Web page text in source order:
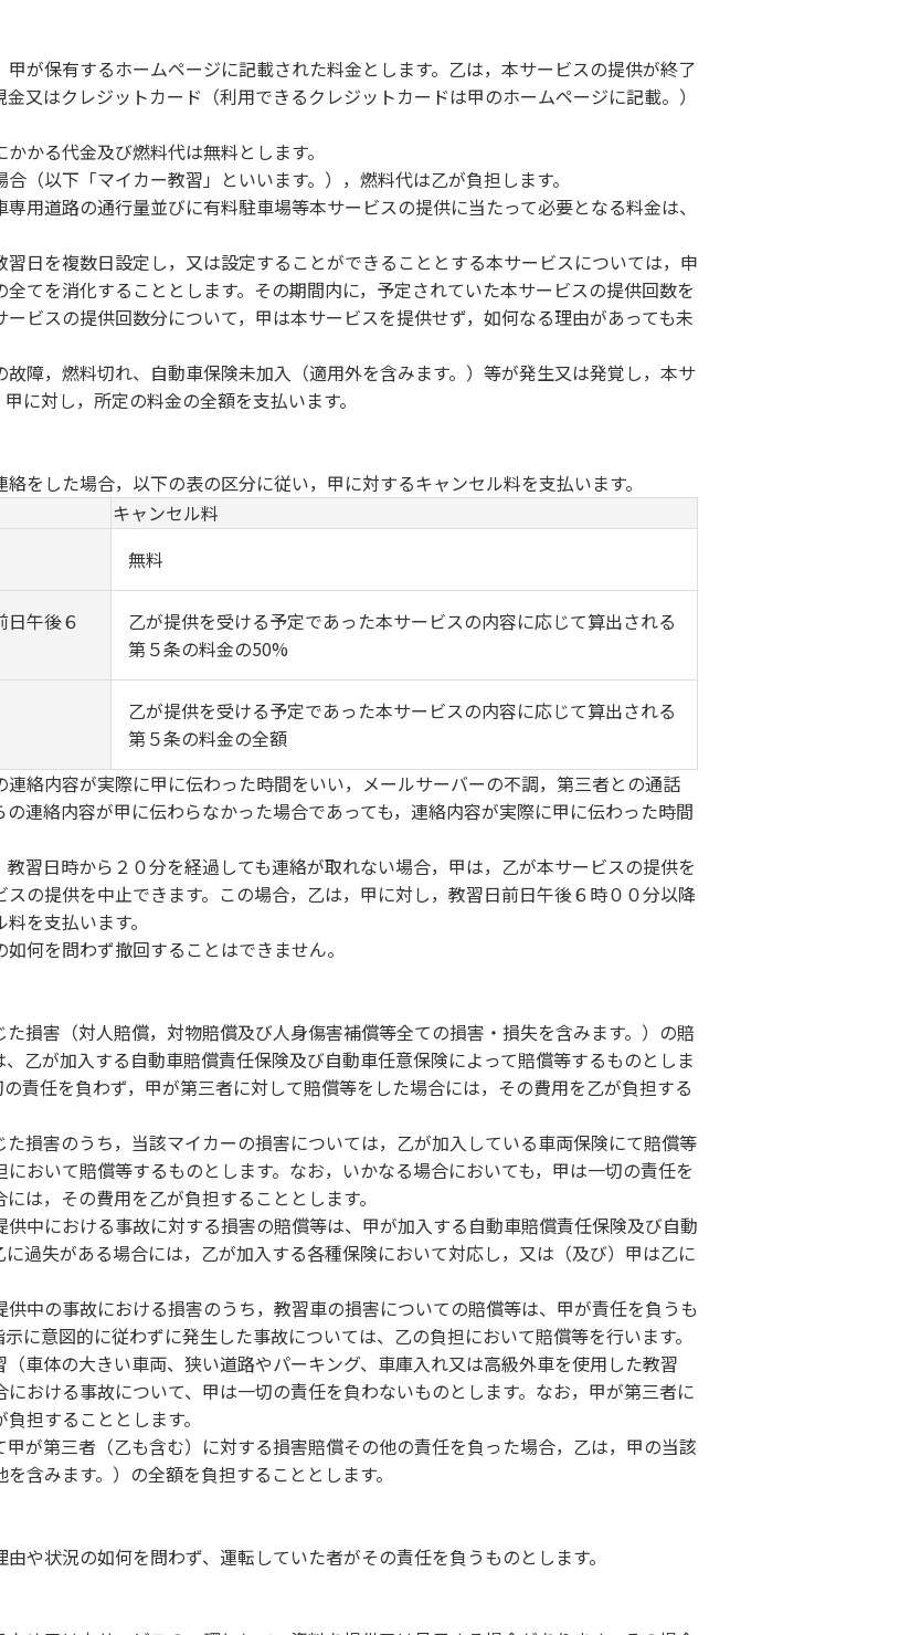
が保有するホームページに記載された料金とします。乙は，本サービスの提供が終了
又はクレジットカード（利用できるクレジットカードは甲のホームページに記載。）
かる代金及び燃料代は無料とします。
（以下「マイカー教習」といいます。），燃料代は乙が負担します。
用道路の通行量並びに有料駐車場等本サービスの提供に当たって必要となる料金は、
日を複数日設定し，又は設定することができることとする本サービスについては，申
てを消化することとします。その期間内に，予定されていた本サービスの提供回数を
ビスの提供回数分について，甲は本サービスを提供せず，如何なる理由があっても未
障，燃料切れ、自動車保険未加入（適用外を含みます。）等が発生又は発覚し，本サ
に対し，所定の料金の全額を支払います。
をした場合，以下の表の区分に従い，甲に対するキャンセル料を支払います。
キャンセル料
無料
日午後６
乙が提供を受ける予定であった本サービスの内容に応じて算出される
第５条の料金の50%
乙が提供を受ける予定であった本サービスの内容に応じて算出される
第５条の料金の全額
絡内容が実際に甲に伝わった時間をいい，メールサーバーの不調，第三者との通話
連絡内容が甲に伝わらなかった場合であっても，連絡内容が実際に甲に伝わった時間
習日時から２０分を経過しても連絡が取れない場合，甲は，乙が本サービスの提供を
の提供を中止できます。この場合，乙は，甲に対し，教習日前日午後６時００分以降
を支払います。
何を問わず撤回することはできません。
損害（対人賠償，対物賠償及び人身傷害補償等全ての損害・損失を含みます。）の賠
乙が加入する自動車賠償責任保険及び自動車任意保険によって賠償等するものとしま
責任を負わず，甲が第三者に対して賠償等をした場合には，その費用を乙が負担する
損害のうち，当該マイカーの損害については，乙が加入している車両保険にて賠償等
おいて賠償等するものとします。なお，いかなる場合においても，甲は一切の責任を
は，その費用を乙が負担することとします。
中における事故に対する損害の賠償等は、甲が加入する自動車賠償責任保険及び自動
過失がある場合には，乙が加入する各種保険において対応し，又は（及び）甲は乙に
中の事故における損害のうち，教習車の損害についての賠償等は、甲が責任を負うも
に意図的に従わずに発生した事故については、乙の負担において賠償等を行います。
車体の大きい車両、狭い道路やパーキング、車庫入れ又は高級外車を使用した教習
おける事故について、甲は一切の責任を負わないものとします。なお，甲が第三者に
担することとします。
が第三者（乙も含む）に対する損害賠償その他の責任を負った場合，乙は，甲の当該
含みます。）の全額を負担することとします。
や状況の如何を問わず、運転していた者がその責任を負うものとします。